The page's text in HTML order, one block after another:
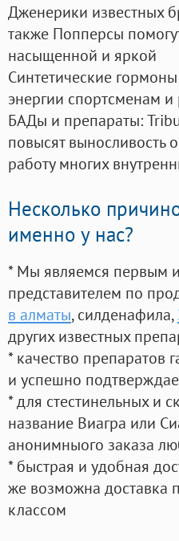
Дженерики известных
также Попперсы
насыщенной и яркой
Синтетические
энергии спортсменам
БАДы и препараты:
повысят выносливость
работу многих
Несколько
именно у нас?
* Мы являемся первым
представителем по
в алматы, силденафила,
других известных
* качество препаратов
и успешно
* для стестинельных и
название Виагра или
анонимныого заказа
* быстрая и удобная
же возможна доставка
классом